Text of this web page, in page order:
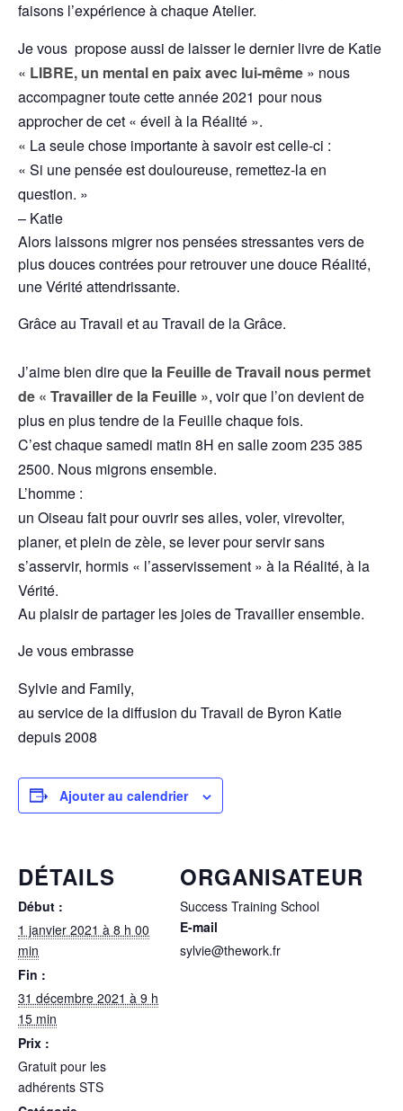
faisons l’expérience à chaque Atelier.
Je vous propose aussi de laisser le dernier livre de Katie
« LIBRE, un mental en paix avec lui-même » nous
accompagner toute cette année 2021 pour nous
approcher de cet « éveil à la Réalité ».
« La seule chose importante à savoir est celle-ci :
« Si une pensée est douloureuse, remettez-la en
question. »
– Katie
Alors laissons migrer nos pensées stressantes vers de
plus douces contrées pour retrouver une douce Réalité,
une Vérité attendrissante.
Grâce au Travail et au Travail de la Grâce.
J’aime bien dire que la Feuille de Travail nous permet
de « Travailler de la Feuille », voir que l’on devient de
plus en plus tendre de la Feuille chaque fois.
C’est chaque samedi matin 8H en salle zoom 235 385
2500. Nous migrons ensemble.
L’homme :
un Oiseau fait pour ouvrir ses ailes, voler, virevolter,
planer, et plein de zèle, se lever pour servir sans
s’asservir, hormis « l’asservissement » à la Réalité, à la
Vérité.
Au plaisir de partager les joies de Travailler ensemble.
Je vous embrasse
Sylvie and Family,
au service de la diffusion du Travail de Byron Katie
depuis 2008
Ajouter au calendrier
DÉTAILS
Début :
1 janvier 2021 à 8 h 00
min
Fin :
31 décembre 2021 à 9 h
15 min
Prix :
Gratuit pour les
adhérents STS
ORGANISATEUR
Success Training School
E-mail
sylvie@thework.fr